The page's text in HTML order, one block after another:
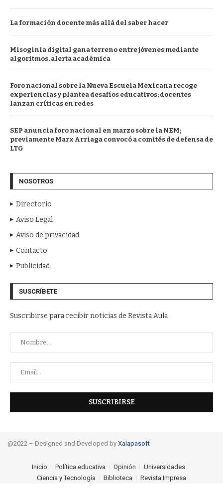
La formación docente más allá del saber hacer
Misoginia digital gana terreno entre jóvenes mediante
algoritmos, alerta académica
Foro nacional sobre la Nueva Escuela Mexicana recoge
experiencias y plantea desafíos educativos; docentes
lanzan críticas en redes
SEP anuncia foro nacional en marzo sobre la NEM;
previamente Marx Arriaga convocó a comités de defensa de
LTG
NOSOTROS
Directorio
Aviso Legal
Aviso de privacidad
Contacto
Publicidad
SUSCRÍBETE
Suscribirse para recibir noticias de Revista Aula
@2022 – Designed and Developed by Xalapasoft
Inicio Política educativa Opinión
Universidades
Ciencia y Tecnología
Biblioteca Revista Impresa